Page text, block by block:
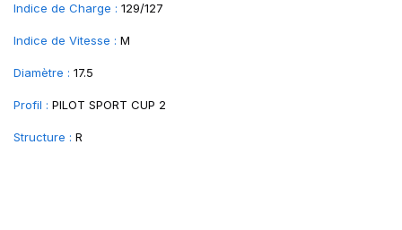
Indice de Charge : 129/127
Indice de Vitesse : M
Diamètre : 17.5
Profil : PILOT SPORT CUP 2
Structure : R